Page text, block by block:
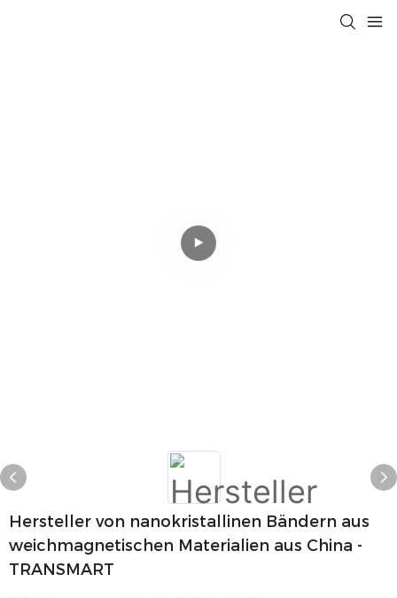
Hersteller von nanokristallinen Bändern aus
weichmagnetischen Materialien aus China -
TRANSMART